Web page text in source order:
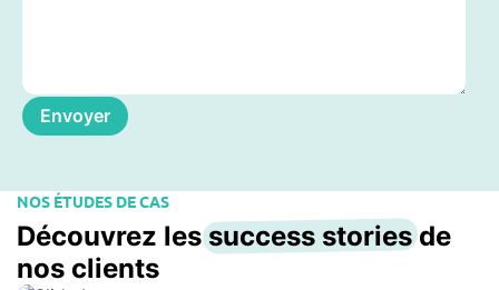
NOS ÉTUDES DE CAS
Découvrez lessuccess storiesde
nos clients